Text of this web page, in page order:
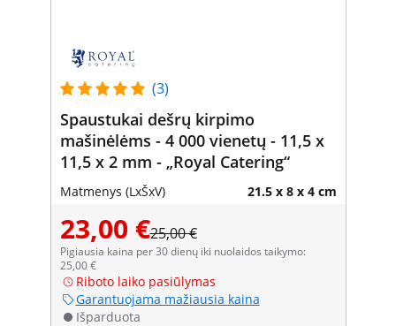
(3)
Spaustukai dešrų kirpimo
mašinėlėms - 4 000 vienetų - 11,5 x
11,5 x 2 mm - „Royal Catering“
Matmenys (LxŠxV) 21.5 x 8 x 4 cm
23,00 €25,00 €
Pigiausia kaina per 30 dienų iki nuolaidos taikymo:
25,00 €
Riboto laiko pasiūlymas
Garantuojama mažiausia kaina
Išparduota